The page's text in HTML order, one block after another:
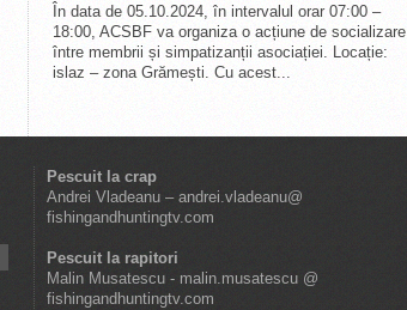
În data de 05.10.2024, în intervalul orar 07:00 –
18:00, ACSBF va organiza o acțiune de socializare
între membrii și simpatizanții asociației. Locație:
islaz – zona Grămești. Cu acest...
Pescuit la crap
Andrei Vladeanu – andrei.vladeanu@
fishingandhuntingtv.com
Pescuit la rapitori
Malin Musatescu - malin.musatescu @
fishingandhuntingtv.com